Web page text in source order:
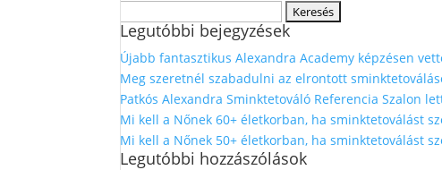
Legutóbbi bejegyzések
Újabb fantasztikus Alexandra Academy képzésen
Meg szeretnél szabadulni az elrontott
Patkós Alexandra Sminktetováló Referencia Szalon
Mi kell a Nőnek 60+ életkorban, ha sminktetoválást
Mi kell a Nőnek 50+ életkorban, ha sminktetoválást
Legutóbbi hozzászólások